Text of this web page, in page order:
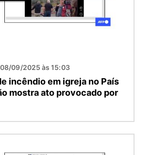
09/2025 às 15:03
incêndio em igreja no País
mostra ato provocado por